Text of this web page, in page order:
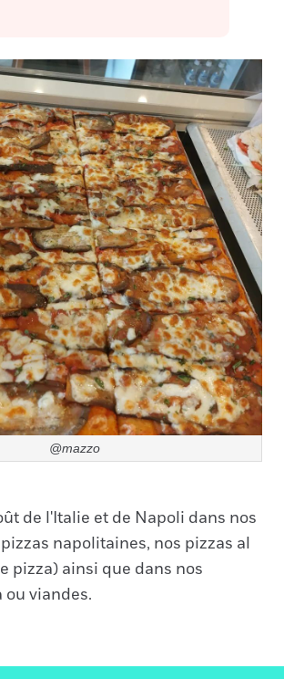
@mazzo
de l'Italie et de Napoli dans nos
napolitaines, nos pizzas al
pizza) ainsi que dans nos
viandes.